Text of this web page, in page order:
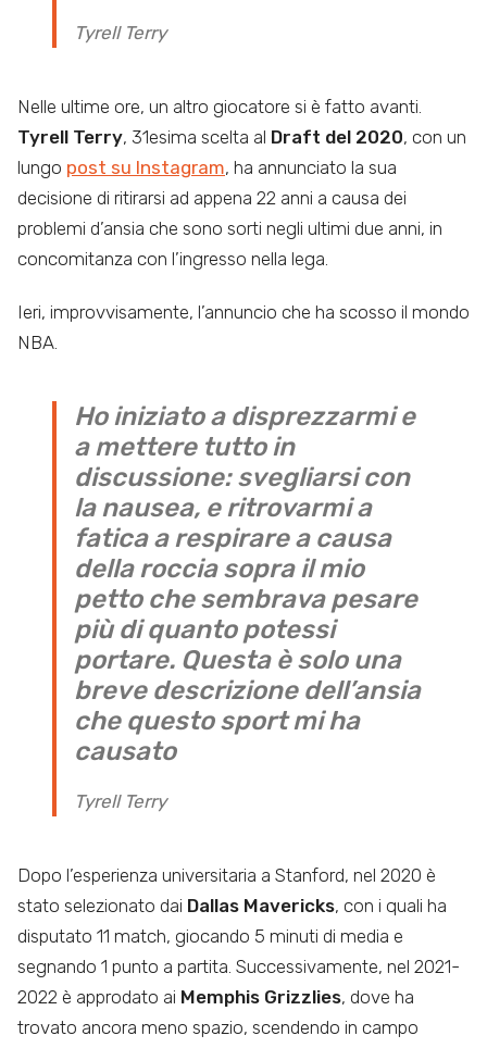
Tyrell Terry
Nelle ultime ore, un altro giocatore si è fatto avanti.
Tyrell Terry, 31esima scelta al Draft del 2020, con un
lungo post su Instagram, ha annunciato la sua
decisione di ritirarsi ad appena 22 anni a causa dei
problemi d’ansia che sono sorti negli ultimi due anni, in
concomitanza con l’ingresso nella lega.
Ieri, improvvisamente, l’annuncio che ha scosso il mondo
NBA.
Ho iniziato a disprezzarmi e
a mettere tutto in
discussione: svegliarsi con
la nausea, e ritrovarmi a
fatica a respirare a causa
della roccia sopra il mio
petto che sembrava pesare
più di quanto potessi
portare. Questa è solo una
breve descrizione dell’ansia
che questo sport mi ha
causato
Tyrell Terry
Dopo l’esperienza universitaria a Stanford, nel 2020 è
stato selezionato dai Dallas Mavericks, con i quali ha
disputato 11 match, giocando 5 minuti di media e
segnando 1 punto a partita. Successivamente, nel 2021-
2022 è approdato ai Memphis Grizzlies, dove ha
trovato ancora meno spazio, scendendo in campo